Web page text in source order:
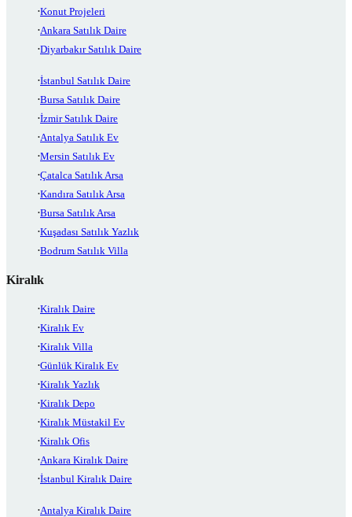
Konut Projeleri
Ankara Satılık Daire
Diyarbakır Satılık Daire
İstanbul Satılık Daire
Bursa Satılık Daire
İzmir Satılık Daire
Antalya Satılık Ev
Mersin Satılık Ev
Çatalca Satılık Arsa
Kandıra Satılık Arsa
Bursa Satılık Arsa
Kuşadası Satılık Yazlık
Bodrum Satılık Villa
Kiralık
Kiralık Daire
Kiralık Ev
Kiralık Villa
Günlük Kiralık Ev
Kiralık Yazlık
Kiralık Depo
Kiralık Müstakil Ev
Kiralık Ofis
Ankara Kiralık Daire
İstanbul Kiralık Daire
Antalya Kiralık Daire